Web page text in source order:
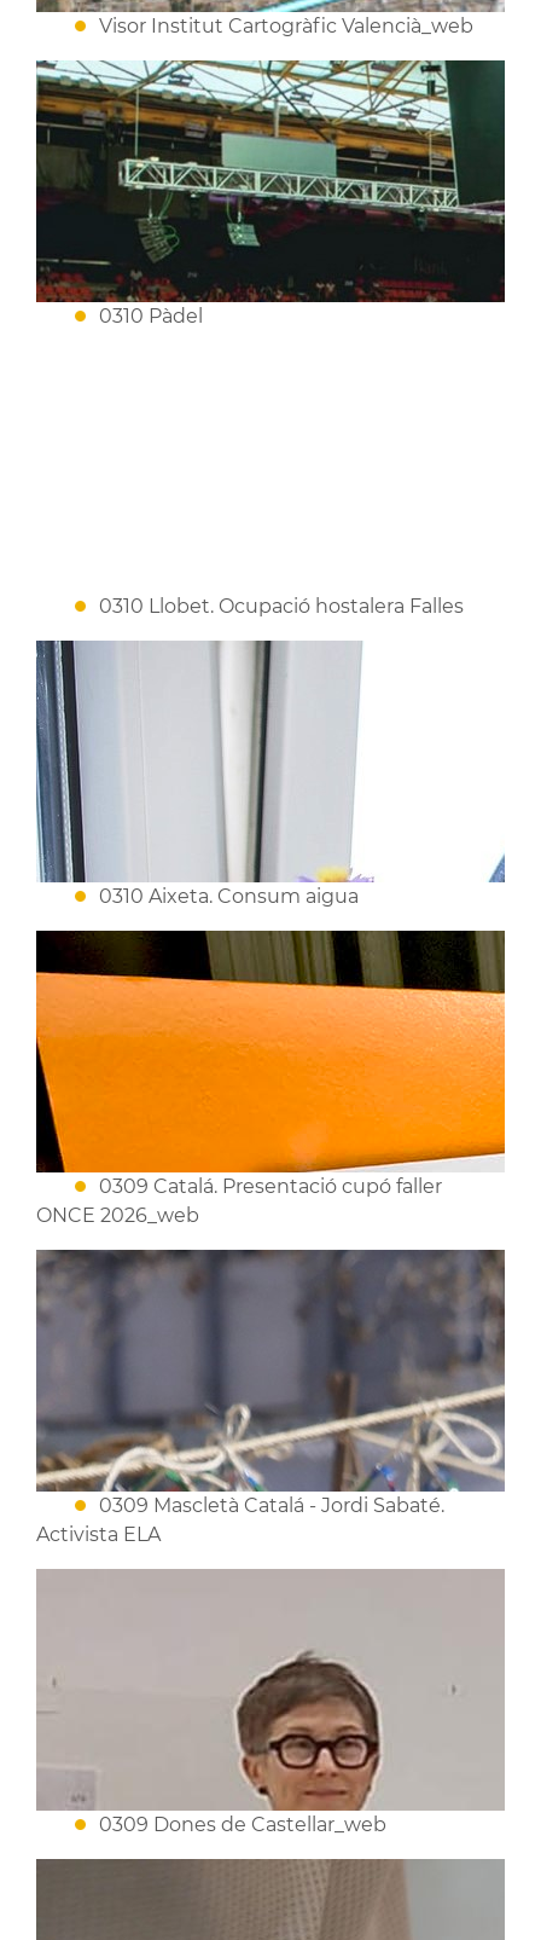
Visor Institut Cartogràfic Valencià_web
0310 Pàdel
0310 Llobet. Ocupació hostalera Falles
0310 Aixeta. Consum aigua
0309 Catalá. Presentació cupó faller
ONCE 2026_web
0309 Mascletà Catalá - Jordi Sabaté.
Activista ELA
0309 Dones de Castellar_web